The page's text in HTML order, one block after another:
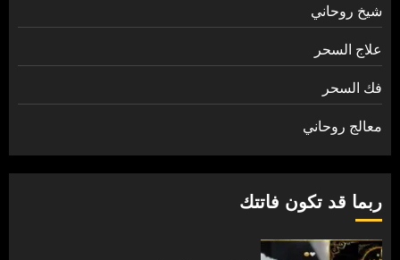
شيخ روحاني
علاج السحر
فك السحر
معالج روحاني
ربما قد تكون فاتتك